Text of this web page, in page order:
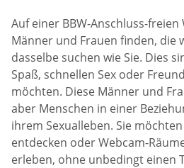
Auf einer BBW-Anschluss-
Männer und Frauen finden, die
dasselbe suchen wie Sie. Dies
Spaß, schnellen Sex oder
möchten. Diese Männer und
aber Menschen in einer
ihrem Sexualleben. Sie
entdecken oder Webcam-
erleben, ohne unbedingt einen